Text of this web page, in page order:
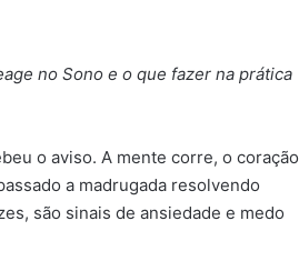
no Sono e o que fazer na prática
o aviso. A mente corre, o coração
a madrugada resolvendo
são sinais de ansiedade e medo